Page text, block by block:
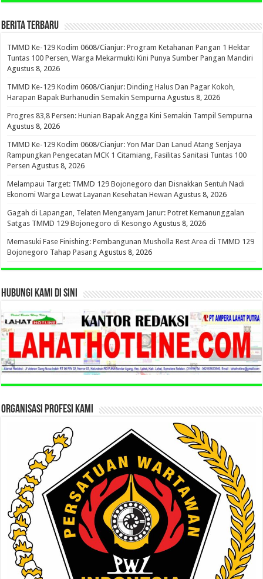
BERITA TERBARU
TMMD Ke-129 Kodim 0608/Cianjur: Program Ketahanan Pangan 1 Hektar
Tuntas 100 Persen, Warga Mekarmukti Kini Punya Sumber Pangan Mandiri
Agustus 8, 2026
TMMD Ke-129 Kodim 0608/Cianjur: Dinding Halus Dan Pagar Kokoh,
Harapan Bapak Burhanudin Semakin Sempurna Agustus 8, 2026
Progres 83,8 Persen: Hunian Bapak Angga Kini Semakin Tampil Sempurna
Agustus 8, 2026
TMMD Ke-129 Kodim 0608/Cianjur: Yon Mar Dan Lanud Atang Senjaya
Rampungkan Pengecatan MCK 1 Citamiang, Fasilitas Sanitasi Tuntas 100
Persen Agustus 8, 2026
Melampaui Target: TMMD 129 Bojonegoro dan Disnakkan Sentuh Nadi
Ekonomi Warga Lewat Layanan Kesehatan Hewan Agustus 8, 2026
Gagah di Lapangan, Telaten Menganyam Janur: Potret Kemanunggalan
Satgas TMMD 129 Bojonegoro di Kesongo Agustus 8, 2026
Memasuki Fase Finishing: Pembangunan Musholla Rest Area di TMMD 129
Bojonegoro Tahap Pasang Agustus 8, 2026
HUBUNGI KAMI DI SINI
ORGANISASI PROFESI KAMI